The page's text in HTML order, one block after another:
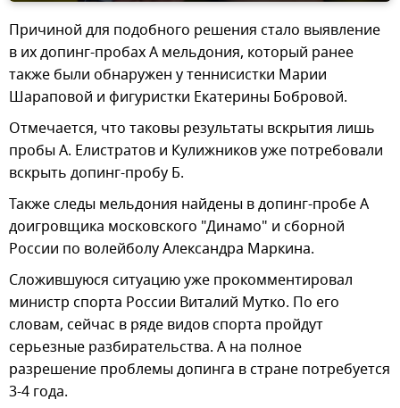
Причиной для подобного решения стало выявление
в их допинг-пробах А мельдония, который ранее
также были обнаружен у теннисистки Марии
Шараповой и фигуристки Екатерины Бобровой.
Отмечается, что таковы результаты вскрытия лишь
пробы А. Елистратов и Кулижников уже потребовали
вскрыть допинг-пробу Б.
Также следы мельдония найдены в допинг-пробе А
доигровщика московского "Динамо" и сборной
России по волейболу Александра Маркина.
Сложившуюся ситуацию уже прокомментировал
министр спорта России Виталий Мутко. По его
словам, сейчас в ряде видов спорта пройдут
серьезные разбирательства. А на полное
разрешение проблемы допинга в стране потребуется
3-4 года.